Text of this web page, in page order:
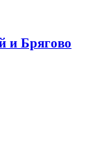
и Брягово